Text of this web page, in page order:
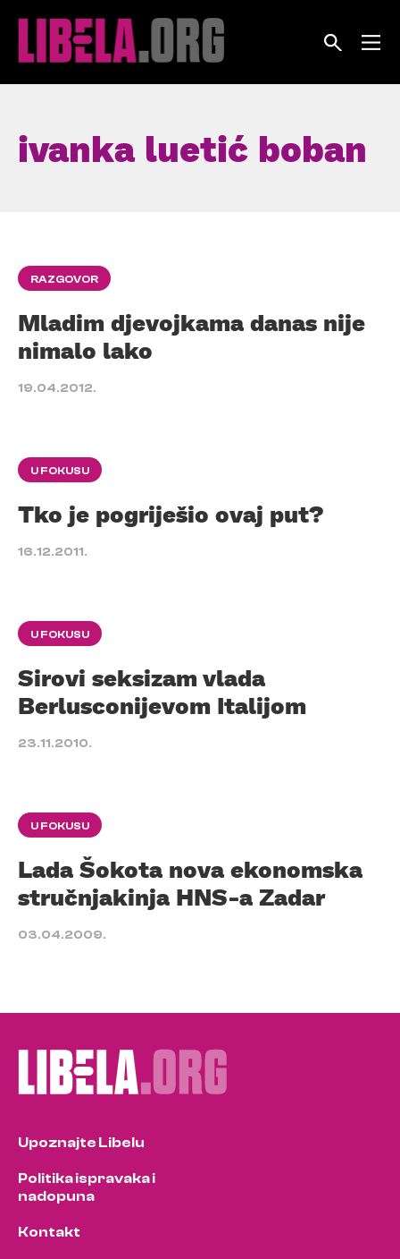
ivanka luetić boban
RAZGOVOR
Mladim djevojkama danas nije
nimalo lako
19.04.2012.
U FOKUSU
Tko je pogriješio ovaj put?
16.12.2011.
U FOKUSU
Sirovi seksizam vlada
Berlusconijevom Italijom
23.11.2010.
U FOKUSU
Lada Šokota nova ekonomska
stručnjakinja HNS-a Zadar
03.04.2009.
Upoznajte Libelu
Politika ispravaka i
nadopuna
Kontakt